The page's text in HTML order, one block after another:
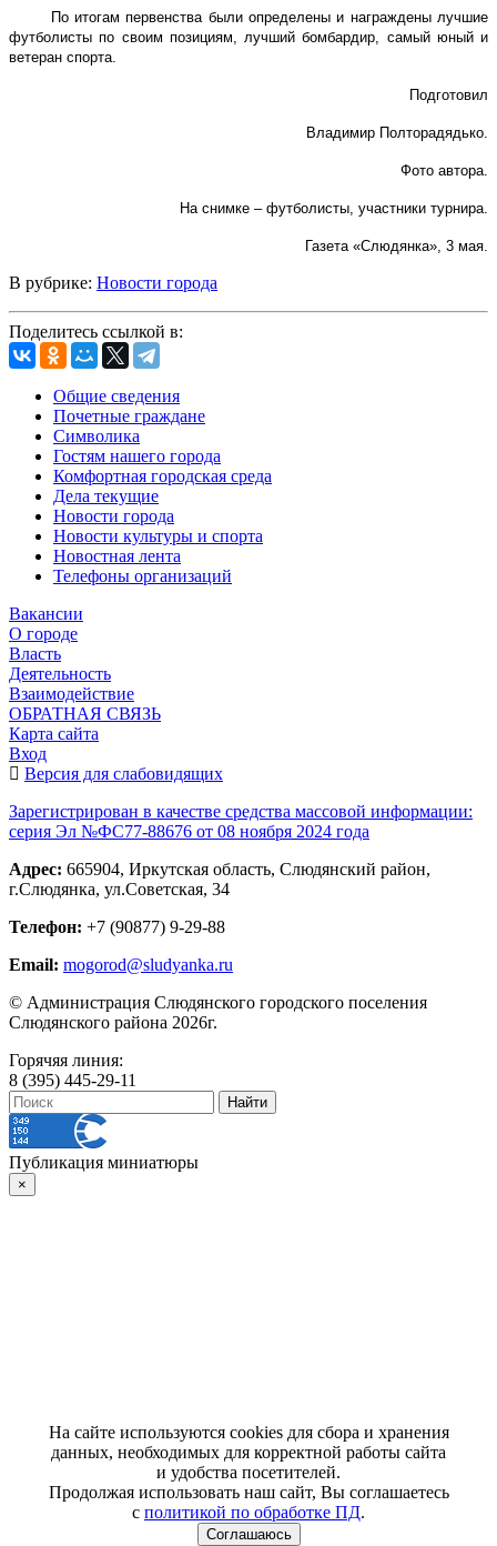
По итогам первенства были определены и награждены лучшие
футболисты по своим позициям, лучший бомбардир, самый юный и
ветеран спорта.
Подготовил
Владимир Полторадядько.
Фото автора.
На снимке – футболисты, участники турнира.
Газета «Слюдянка», 3 мая.
В рубрике: Новости города
Поделитесь ссылкой в:
Общие сведения
Почетные граждане
Символика
Гостям нашего города
Комфортная городская среда
Дела текущие
Новости города
Новости культуры и спорта
Новостная лента
Телефоны организаций
Вакансии
О городе
Власть
Деятельность
Взаимодействие
ОБРАТНАЯ СВЯЗЬ
Карта сайта
Вход
Версия для слабовидящих
Зарегистрирован в качестве средства массовой информации:
серия Эл №ФС77-88676 от 08 ноября 2024 года
Адрес: 665904, Иркутская область, Слюдянский район,
г.Слюдянка, ул.Советская, 34
Телефон: +7 (90877) 9-29-88
Email: mogorod@sludyanka.ru
© Администрация Слюдянского городского поселения
Слюдянского района 2026г.
Горячяя линия:
8 (395) 445-29-11
Публикация миниатюры
×
На сайте используются cookies для сбора и хранения
данных, необходимых для корректной работы сайта
и удобства посетителей.
Продолжая использовать наш сайт, Вы соглашаетесь
с политикой по обработке ПД.
Соглашаюсь